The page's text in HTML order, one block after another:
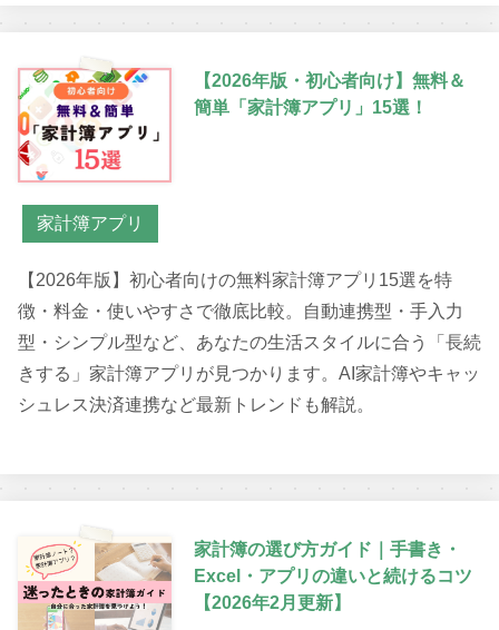
【2026年版・初心者向け】無料＆
簡単「家計簿アプリ」15選！
家計簿アプリ
【2026年版】初心者向けの無料家計簿アプリ15選を特
徴・料金・使いやすさで徹底比較。自動連携型・手入力
型・シンプル型など、あなたの生活スタイルに合う「長続
きする」家計簿アプリが見つかります。AI家計簿やキャッ
シュレス決済連携など最新トレンドも解説。
家計簿の選び方ガイド｜手書き・
Excel・アプリの違いと続けるコツ
【2026年2月更新】